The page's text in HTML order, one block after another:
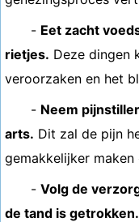
- Eet zacht
rietjes. Deze dingen
veroorzaken en het
- Neem
arts. Dit zal de pijn
gemakkelijker
- Volg de
de tand is getrokken.